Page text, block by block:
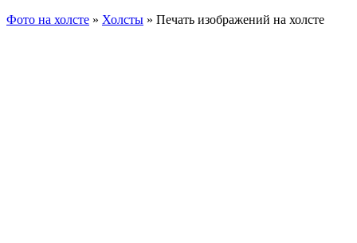
Фото на холсте » Холсты » Печать изображений на холсте